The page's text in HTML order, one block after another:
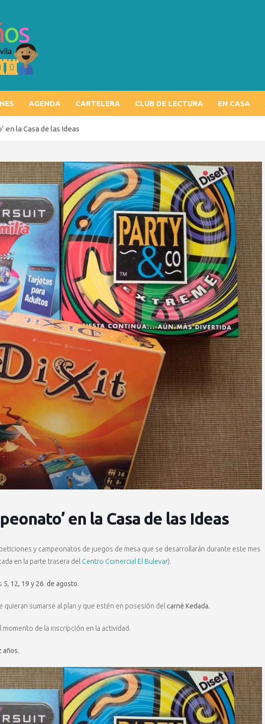
AGENDA CARTELERA CLUB DE LECTURA EN CASA
en la Casa de las Ideas
en la Casa de las Ideas
y campeonatos de juegos de mesa que se desarrollarán durante este mes
en la parte trasera del Centro Comercial El Bulevar).
5, 12, 19 y 26 de agosto.
sumarse al plan y que estén en posesión del carné Kedada.
de la inscripción en la actividad.
años.